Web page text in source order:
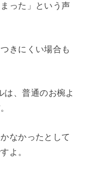
った」という声
きにくい場合も
、普通のお椀よ
なかったとして
よ。